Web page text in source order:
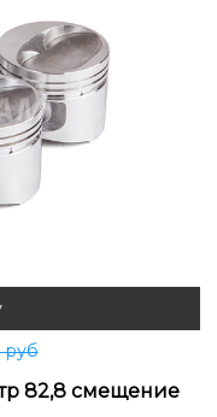
руб
82,8 смещение